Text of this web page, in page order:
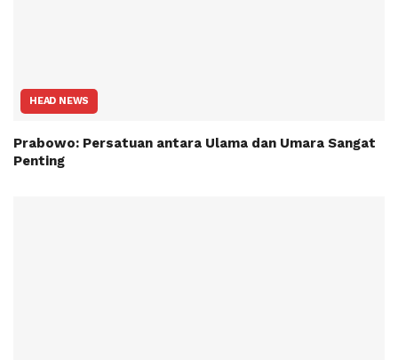
HEAD NEWS
Prabowo: Persatuan antara Ulama dan Umara Sangat
Penting